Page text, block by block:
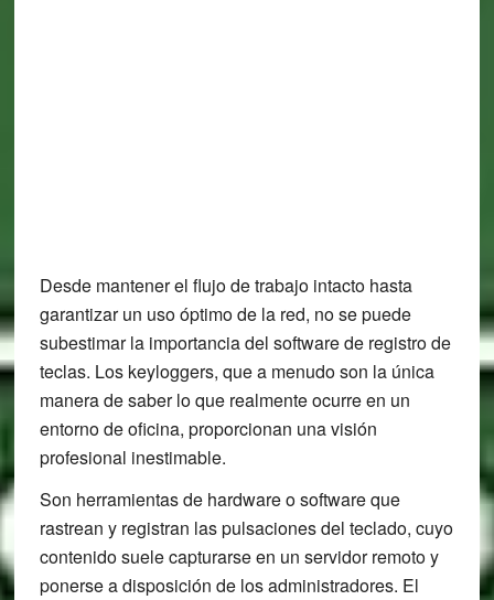
Desde mantener el flujo de trabajo intacto hasta
garantizar un uso óptimo de la red, no se puede
subestimar la importancia del software de registro de
teclas. Los keyloggers, que a menudo son la única
manera de saber lo que realmente ocurre en un
entorno de oficina, proporcionan una visión
profesional inestimable.
Son herramientas de hardware o software que
rastrean y registran las pulsaciones del teclado, cuyo
contenido suele capturarse en un servidor remoto y
ponerse a disposición de los administradores. El